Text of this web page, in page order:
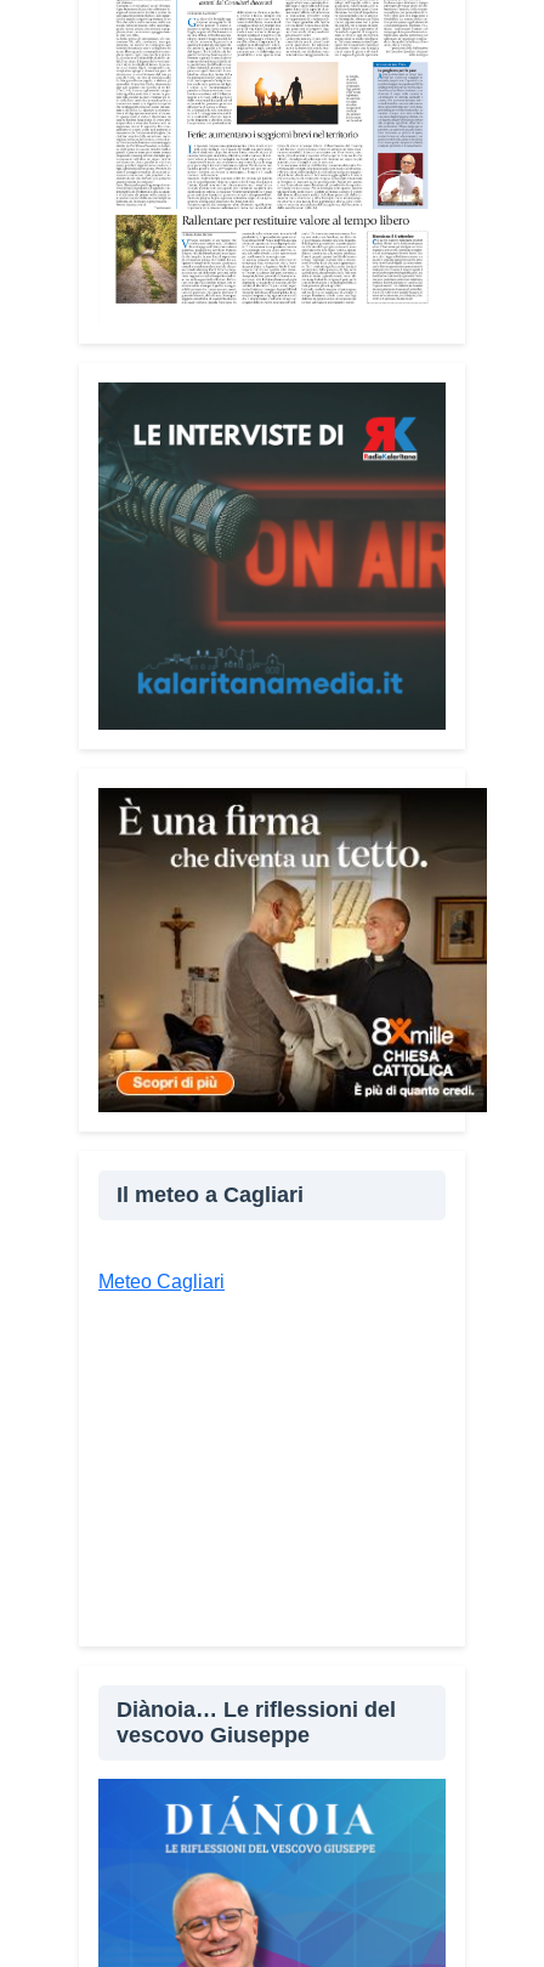
nelle attività dell’OAMI al supporto nei
centri di accoglienza per migranti, dove
contribuiscono anche alla cura degli
spazi comuni. «Prendersi cura degli
ambienti significa favorire accoglienza e
dignità», racconta Alessandro Adimari.
Tra i partecipanti anche i seminaristi,
impegnati accanto agli anziani della
casa di riposo Cristo Re.
«Un’esperienza di crescita umana e
Il programma dedica spazio anche ai
temi della pace e della cooperazione
nel Mediterraneo. Oggi pomeriggio, alla
Mediateca del Mediterraneo (MEM),
l’incontro con l’arcivescovo monsignor
Giuseppe Baturi ha approfondito il ruolo
dei giovani nella costruzione di ponti tra
culture e popoli, con un confronto
inserito nel percorso “Cagliari Città della
Pace e del Mediterraneo”, progetto che
promuove il dialogo e la collaborazione
tra le diverse realtà del bacino
Tra le testimonianze quella di Thea,
giovane libanese del Consiglio dei
Giovani del Mediterraneo della CEI: «Il
campo è molto più di un’esperienza di
volontariato: è un’opportunità per
costruire relazioni attraverso il servizio,
linguaggio universale capace di unire
persone diverse».
Condividi:
Facebook X
Il meteo a Cagliari
Meteo Cagliari
Diànoia… Le riflessioni del
vescovo Giuseppe